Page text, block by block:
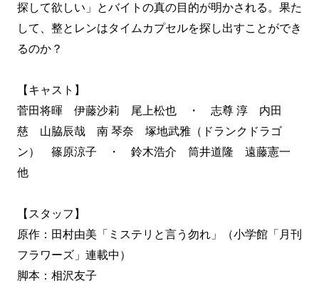
探して欲しい」とバイトの真の目的が明かされる。果た
して、整とレンはタイムカプセルを探し出すことができ
るのか？
【キャスト】
菅田将暉 伊藤沙莉 尾上松也 ・ 志尊 淳 内田
慈 山脇辰哉 南 琴奈 塚地武雅（ドランクドラゴ
ン） 篠原涼子 ・ 鈴木浩介 筒井道隆 遠藤憲一
他
【スタッフ】
原作：田村由美「ミステリと言う勿れ」（小学館「月刊
フラワーズ」連載中）
脚本：相沢友子